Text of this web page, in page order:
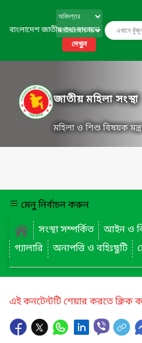
বাংলাদেশ জাতীয় তথ্য বাতায়ন
দেখুন
জাতীয় মহিলা সংস্থা
মহিলা ও শিশু বিষয়ক
মেনু নির্বাচন করুন
সংস্থা সম্পর্কিত
আইন ও
গ্যালারি
অনাপত্তি ও বহিঃছুটি
এই কনটেন্টটি শেয়ার করতে ক্লিক